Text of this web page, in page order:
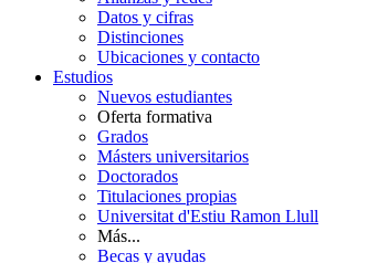
Datos y cifras
Distinciones
Ubicaciones y contacto
Estudios
Nuevos estudiantes
Oferta formativa
Grados
Másters universitarios
Doctorados
Titulaciones propias
Universitat d'Estiu Ramon Llull
Más...
Becas y ayudas